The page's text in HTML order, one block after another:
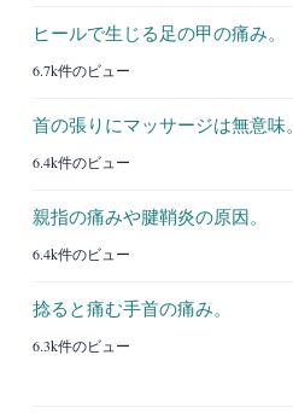
ヒールで生じる足の甲の痛み。
6.7k件のビュー
首の張りにマッサージは無意味。
6.4k件のビュー
親指の痛みや腱鞘炎の原因。
6.4k件のビュー
捻ると痛む手首の痛み。
6.3k件のビュー